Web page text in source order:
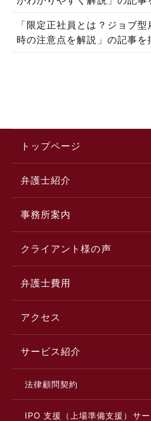
「限定正社員とは？ジョブ
時の注意点を解説」の記事を
トップページ
弁護士紹介
事務所案内
クライアント様の声
弁護士費用
アクセス
サービス紹介
法律顧問契約
IPO 支援（上場準備支援）サー